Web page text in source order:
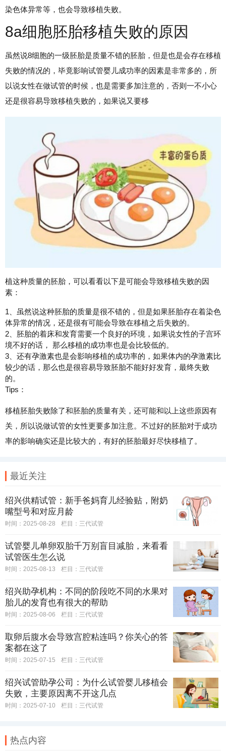
染色体异常等，也会导致移植失败。
8a细胞胚胎移植失败的原因
虽然说8细胞的一级胚胎是质量不错的胚胎，但是也是会存在移植
失败的情况的，毕竟影响试管婴儿成功率的因素是非常多的，所
以说女性在做试管的时候，也是需要多加注意的，否则一不小心
还是很容易导致移植失败的，如果说又要移
植这种质量的胚胎，可以看看以下是可能会导致移植失败的因
素：
1、虽然说这种胚胎的质量是很不错的，但是如果胚胎存在着染色
体异常的情况，还是很有可能会导致在移植之后失败的。
2、胚胎的着床和发育需要一个良好的环境，如果说女性的子宫环
境不好的话， 那么移植的成功率也是会比较低的。
3、还有孕激素也是会影响移植的成功率的，如果体内的孕激素比
较少的话，那么也是很容易导致胚胎不能好好发育，最终失败
的。
Tips：
移植胚胎失败除了和胚胎的质量有关，还可能和以上这些原因有
关，所以说做试管的女性更要多加注意。不过好的胚胎对于成功
率的影响确实还是比较大的，有好的胚胎最好尽快移植了。
最近关注
绍兴供精试管：新手爸妈育儿经验贴，附奶
嘴型号和对应月龄
时间：2025-08-28 栏目： 三代试管
试管婴儿单卵双胎千万别盲目减胎，来看看
试管医生怎么说
时间：2025-08-13 栏目： 三代试管
绍兴助孕机构：不同的阶段吃不同的水果对
胎儿的发育也有很大的帮助
时间：2025-08-06 栏目： 三代试管
取卵后腹水会导致宫腔粘连吗？你关心的答
案都在这了
时间：2025-07-15 栏目： 三代试管
绍兴试管助孕公司：为什么试管婴儿移植会
失败，主要原因离不开这几点
时间：2025-07-10 栏目： 三代试管
热点内容